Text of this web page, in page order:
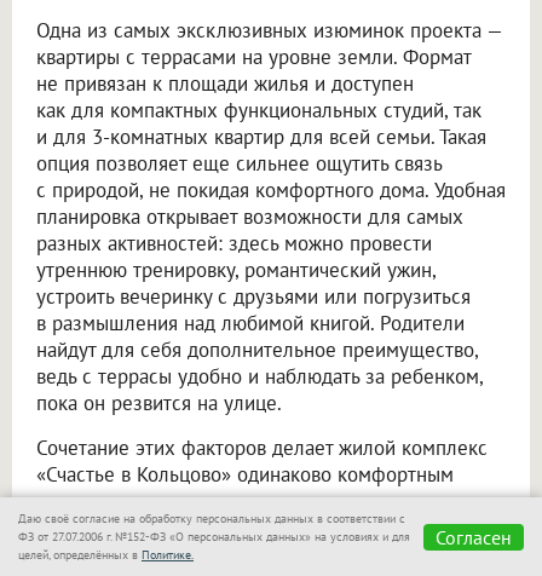
Одна из самых эксклюзивных изюминок проекта —
квартиры с террасами на уровне земли. Формат
не привязан к площади жилья и доступен
как для компактных функциональных студий, так
и для 3-комнатных квартир для всей семьи. Такая
опция позволяет еще сильнее ощутить связь
с природой, не покидая комфортного дома. Удобная
планировка открывает возможности для самых
разных активностей: здесь можно провести
утреннюю тренировку, романтический ужин,
устроить вечеринку с друзьями или погрузиться
в размышления над любимой книгой. Родители
найдут для себя дополнительное преимущество,
ведь с террасы удобно и наблюдать за ребенком,
пока он резвится на улице.
Сочетание этих факторов делает жилой комплекс
«Счастье в Кольцово» одинаково комфортным
как для молодых специалистов, которым важны
наполнение и продуманные сценарии, так
и для их семей, поскольку проект расположен
Даю своё согласие на обработку персональных данных в соответствии с
ФЗ от 27.07.2006 г. №152-ФЗ «О персональных данных» на условиях и для
целей, определённых в Политике.
Согласен